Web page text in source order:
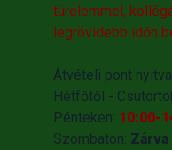
türelemmel,
legrövidebb időn
Átvételi pont
Hétfőtől -
Pénteken: 10:00-
Szombaton: Zárva